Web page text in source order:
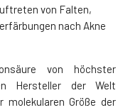
von Falten,
nach Akne
von höchster
Hersteller der Welt
Größe der